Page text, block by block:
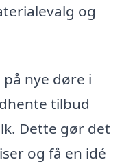
og
nye døre i
tilbud
Dette gør det
og få en idé